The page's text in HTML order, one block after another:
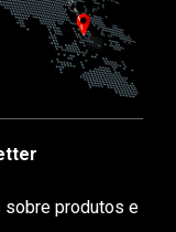
sobre produtos e